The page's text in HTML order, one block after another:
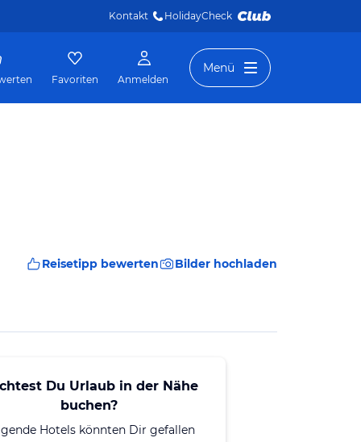
Kontakt HolidayCheck
Favoriten Anmelden
Menü
Reisetipp bewerten Bilder hochladen
Du Urlaub in der Nähe
buchen?
Hotels könnten Dir gefallen